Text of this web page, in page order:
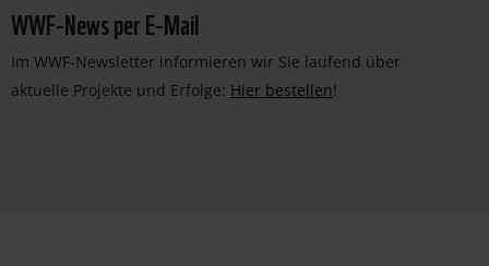
WWF-News per E-Mail
Im WWF-Newsletter informieren wir Sie laufend über
aktuelle Projekte und Erfolge: Hier bestellen!